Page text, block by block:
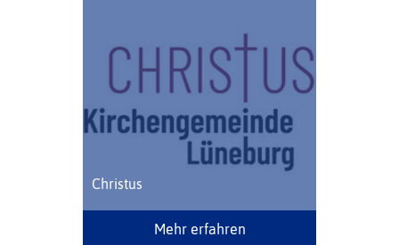
Christus
Mehr erfahren